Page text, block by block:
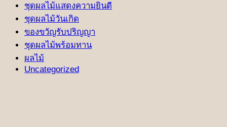
ชุดผลไม้แสดงความยินดี
ชุดผลไม้วันเกิด
ของขวัญรับปริญญา
ชุดผลไม้พร้อมทาน
ผลไม้
Uncategorized